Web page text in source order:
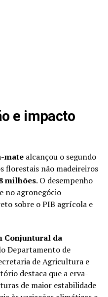
e impacto
matealcançou o segundo
florestais não madeireiros
milhões. O desempenho
no agronegócio
sobre o PIB agrícola e
Conjuntural da
Departamento de
de Agricultura e
destaca que a erva-
de maior estabilidade